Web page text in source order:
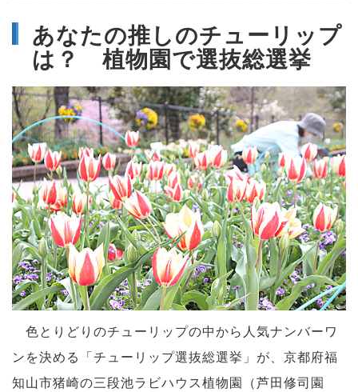
あなたの推しのチューリップ
は？ 植物園で選抜総選挙
色とりどりのチューリップの中から人気ナンバーワ
ンを決める「チューリップ選抜総選挙」が、京都府福
知山市猪崎の三段池ラビハウス植物園（芦田修司園